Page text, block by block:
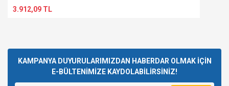
3.912,09 TL
KAMPANYA DUYURULARIMIZDAN HABERDAR OLMAK İÇİN
E-BÜLTENİMİZE KAYDOLABİLİRSİNİZ!